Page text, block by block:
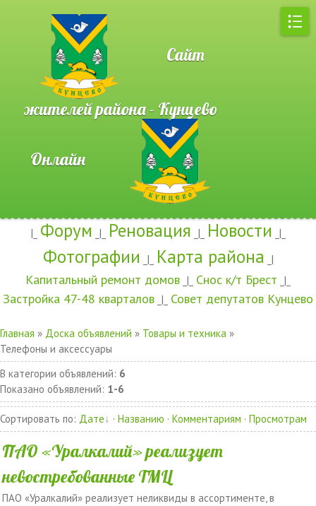
Сайт
жителей района - Кунцево
Онлайн
|_ Форум _|_ Реновация _|_ Новости _|_
Фотографии _|_ Карта района _|
Капитальный ремонт домов _|_ Снос к/т Брест _|_
Застройка 47-48 кварталов _|_ Совет депутатов Кунцево
Главная » Доска объявлений » Товары и техника »
Телефоны и аксессуары
В категории объявлений: 6
Показано объявлений: 1-6
Сортировать по: Дате · Названию · Комментариям · Просмотрам
ПАО «Уралкалий» реализует
невостребованные ТМЦ
ПАО «Уралкалий» реализует неликвиды в ассортименте, в